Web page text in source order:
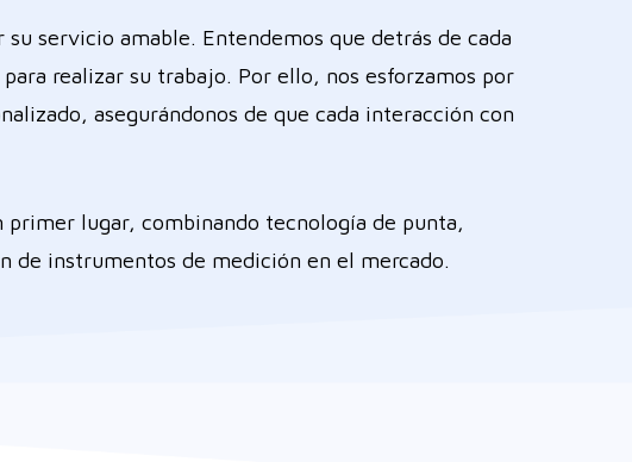
servicio amable. Entendemos que detrás de cada
realizar su trabajo. Por ello, nos esforzamos por
asegurándonos de que cada interacción con
lugar, combinando tecnología de punta,
instrumentos de medición en el mercado.